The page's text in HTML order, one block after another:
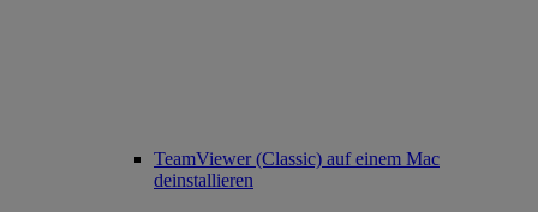
TeamViewer (Classic) auf einem Mac
deinstallieren